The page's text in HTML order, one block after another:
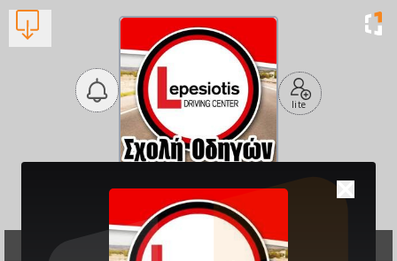
lite
Σχολή Οδηγών - Νίκος
Λεπεσιώτης
Σχολές Οδηγών